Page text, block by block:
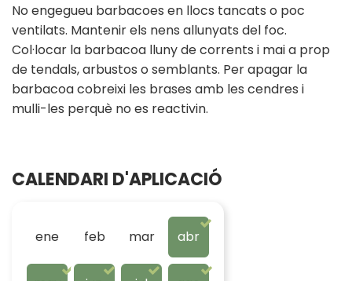
No engegueu barbacoes en llocs tancats o poc
ventilats. Mantenir els nens allunyats del foc.
Col·locar la barbacoa lluny de corrents i mai a prop
de tendals, arbustos o semblants. Per apagar la
barbacoa cobreixi les brases amb les cendres i
mulli-les perquè no es reactivin.
CALENDARI D'APLICACIÓ
ene feb mar abr